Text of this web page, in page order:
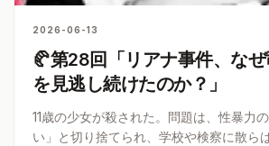
2026-06-13
🥐第28回「リアナ事件、な
を見逃し続けたのか？」
11歳の少女が殺された。問題は、性暴力
い」と切り捨てられ、学校や検察に散ら